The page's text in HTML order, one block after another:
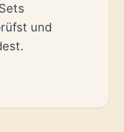
und